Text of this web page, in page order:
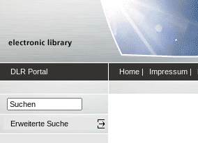
DLR Portal Home | Impressum |
Erweiterte Suche